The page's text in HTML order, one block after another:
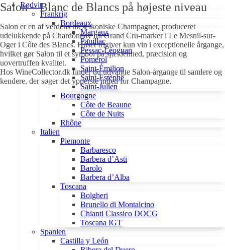
Rødvin
Frankrig
Bordeaux
Margaux
Pauillac
Pessac-Léognan
Pomerol
Saint-Émilion
Saint-Estèphe
Saint-Julien
Bourgogne
Côte de Beaune
Côte de Nuits
Rhône
Italien
Piemonte
Barbaresco
Barbera d’Asti
Barolo
Barbera d’Alba
Toscana
Bolgheri
Brunello di Montalcino
Chianti Classico DOCG
Toscana IGT
Spanien
Castilla y León
Salon – Blanc de Blancs på højeste niveau
Salon er en af verdens mest ikoniske Champagner, produceret
udelukkende på Chardonnay fra Grand Cru-marker i Le Mesnil-sur-
Oger i Côte des Blancs. Huset frigiver kun vin i exceptionelle årgange,
hvilket gør Salon til et symbol på sjældenhed, præcision og
uovertruffen kvalitet.
Hos WineCollector.dk finder du udvalgte Salon-årgange til samlere og
kendere, der søger det ypperste inden for Champagne.